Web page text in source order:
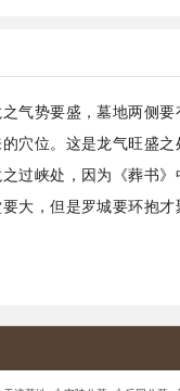
气势要盛，墓地两侧
穴位。这是龙气旺盛
过峡处，因为《葬书》
大，但是罗城要环抱